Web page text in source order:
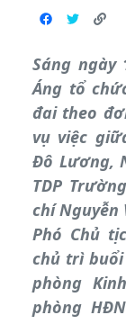
Sáng ngày
Áng tổ
đai theo
vụ việc
Đô Lương,
TDP
chí Nguyễn
Phó Chủ
chủ trì buổi
phòng
phòng